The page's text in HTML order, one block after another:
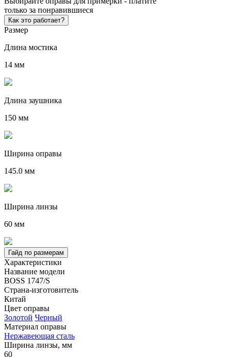
только за понравившиеся
Как это работает?
Размер
Длина мостика
14 мм
Длина заушника
150 мм
Ширина оправы
145.0 мм
Ширина линзы
60 мм
Гайд по размерам
Характеристики
Название модели
BOSS 1747/S
Страна-изготовитель
Китай
Цвет оправы
Золотой Черный
Материал оправы
Нержавеющая сталь
Ширина линзы, мм
60